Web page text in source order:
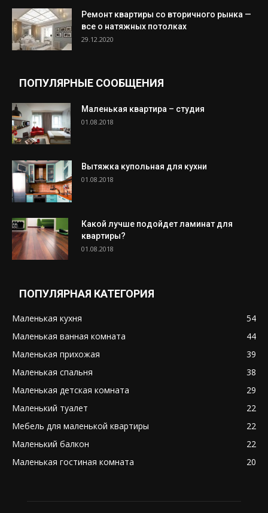
Ремонт квартиры со вторичного рынка —
все о натяжных потолках
29.12.2020
ПОПУЛЯРНЫЕ СООБЩЕНИЯ
Маленькая квартира – студия
01.08.2018
Вытяжка купольная для кухни
01.08.2018
Какой лучше подойдет ламинат для
квартиры?
01.08.2018
ПОПУЛЯРНАЯ КАТЕГОРИЯ
Маленькая кухня
54
Маленькая ванная комната
44
Маленькая прихожая
39
Маленькая спальня
38
Маленькая детская комната
29
Маленький туалет
22
Мебель для маленькой квартиры
22
Маленький балкон
22
Маленькая гостиная комната
20